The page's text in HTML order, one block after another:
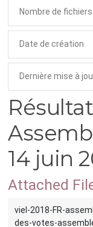
Nombre de fichiers
Date de création
Dernière mise à
14 juin
Attached
viel-2018-FR-
des-votes-